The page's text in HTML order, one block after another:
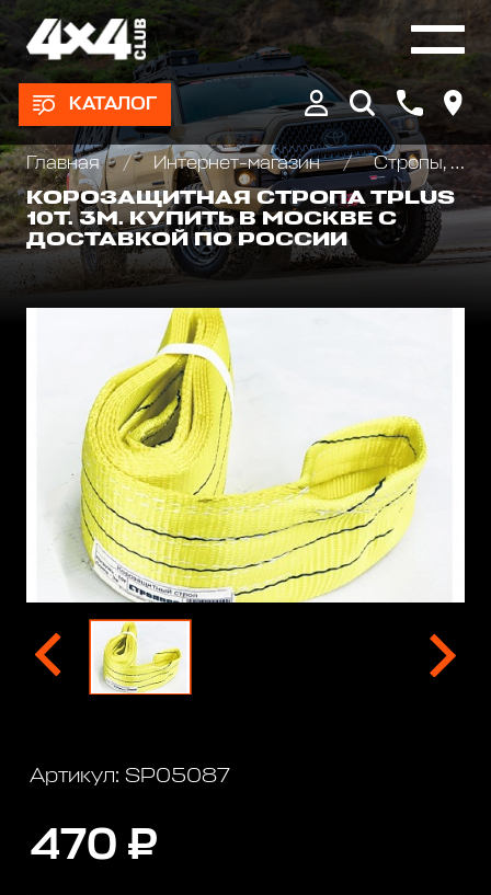
КАТАЛОГ
Главная Интернет-магазин
Стропы, шаклы и аксессуары
КОРОЗАЩИТНАЯ СТРОПА TPLUS
10Т. 3М. КУПИТЬ В МОСКВЕ С
ДОСТАВКОЙ ПО РОССИИ
Артикул: SP05087
470 ₽